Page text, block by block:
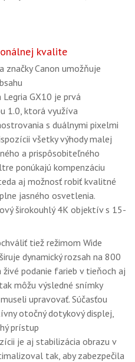
kvalite
Canon umožňuje
GX10 je prvá
1.0, ktorá využíva
s duálnymi pixelmi
všetky výhody malej
a prispôsobiteľného
ponúkajú kompenzáciu
aj možnosť robiť kvalitné
jasného osvetlenia.
širokouhlý 4K objektív s 15-
tiež režimom Wide
dynamický rozsah na 800
podanie farieb v tieňoch aj
môžu výsledné snímky
upravovať. Súčasťou
otočný dotykový displej,
prístup
je aj stabilizácia obrazu v
tak, aby zabezpečila